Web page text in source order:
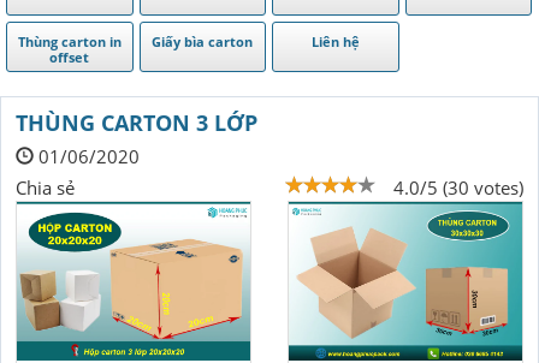
Thùng carton in
offset
Giấy bìa carton Liên hệ
THÙNG CARTON 3 LỚP
01/06/2020
4.0/5 (30 votes)
Chia sẻ